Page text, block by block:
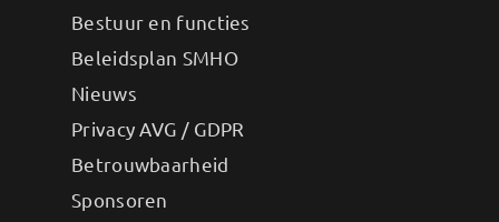
Bestuur en functies
Beleidsplan SMHO
Nieuws
Privacy AVG / GDPR
Betrouwbaarheid
Sponsoren